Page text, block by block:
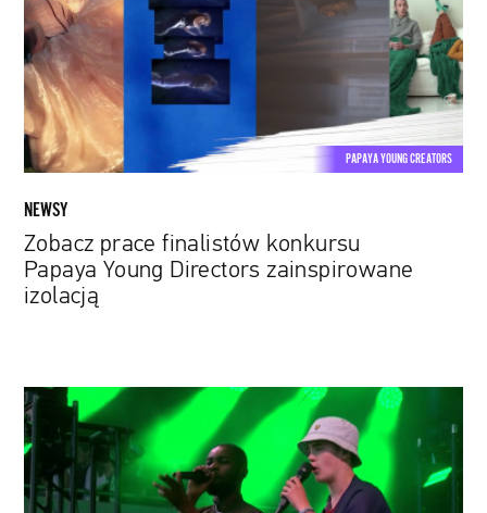
Papaya
Young
Directors
zainspirowane
izolacją
PAPAYA YOUNG CREATORS
NEWSY
Zobacz prace finalistów konkursu
Papaya Young Directors zainspirowane
izolacją
Sceniczne
duety
marzeń.
spontanicznych